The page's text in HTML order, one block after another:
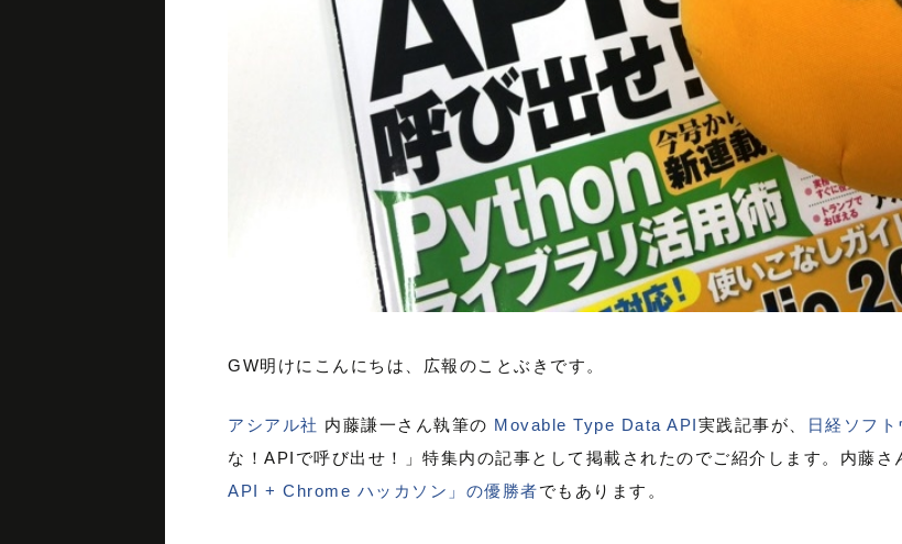
GW明けにこんにちは、広報のことぶきです。
アシアル社 内藤謙一さん執筆の Movable Type Data API実践記事が、 日経ソフ
な！APIで呼び出せ！」特集内の記事として掲載されたのでご紹介します。内藤さ
API + Chrome ハッカソン」の優勝者でもあります。